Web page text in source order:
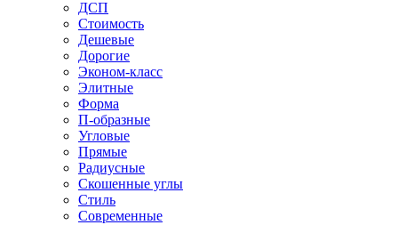
ДСП
Стоимость
Дешевые
Дорогие
Эконом-класс
Элитные
Форма
П-образные
Угловые
Прямые
Радиусные
Скошенные углы
Стиль
Современные